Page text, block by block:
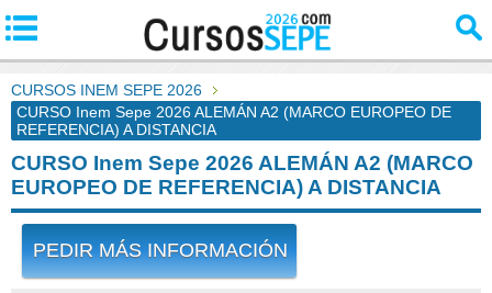
CURSOS INEM SEPE 2026
CURSO Inem Sepe 2026 ALEMÁN A2 (MARCO EUROPEO DE
REFERENCIA) A DISTANCIA
CURSO Inem Sepe 2026 ALEMÁN A2 (MARCO
EUROPEO DE REFERENCIA) A DISTANCIA
PEDIR MÁS INFORMACIÓN